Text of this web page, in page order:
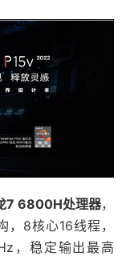
7 6800H处理器，
8核心16线程，
，稳定输出最高